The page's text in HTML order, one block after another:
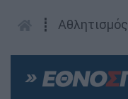
┋ Αθλητισμός